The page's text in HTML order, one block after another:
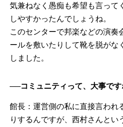
気兼ねなく愚痴も希望も言って
しやすかったんでしょうね。
このセンターで邦楽などの演奏
ールを敷いたりして靴を脱がな
しました。
──コミュニティって、大事です
館長：運営側の私に直接言われ
りするんですが、西村さんとい